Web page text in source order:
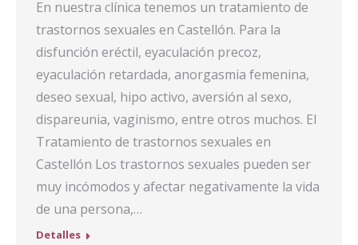
En nuestra clínica tenemos un tratamiento de
trastornos sexuales en Castellón. Para la
disfunción eréctil, eyaculación precoz,
eyaculación retardada, anorgasmia femenina,
deseo sexual, hipo activo, aversión al sexo,
dispareunia, vaginismo, entre otros muchos. El
Tratamiento de trastornos sexuales en
Castellón Los trastornos sexuales pueden ser
muy incómodos y afectar negativamente la vida
de una persona,…
Detalles